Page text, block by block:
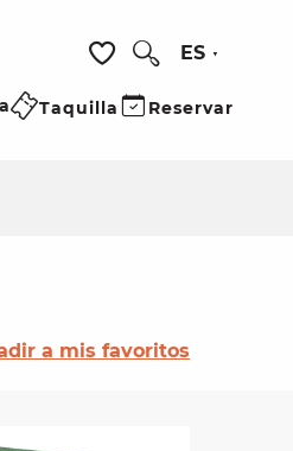
Voir les favoris
ES
Taquilla Reservar
aux favoris
a mis favoritos